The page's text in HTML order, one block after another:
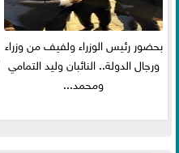
بحضور رئيس الوزراء ولفيف من وزراء
ورجال الدولة.. النائبان وليد التمامي
ومحمد...